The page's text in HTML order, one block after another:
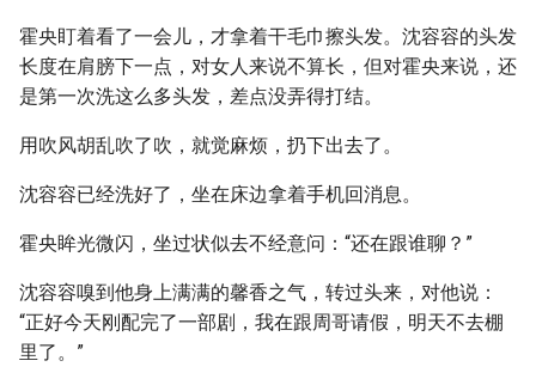
霍央盯着看了一会儿，才拿着干毛巾擦头发。沈容容的头发
长度在肩膀下一点，对女人来说不算长，但对霍央来说，还
是第一次洗这么多头发，差点没弄得打结。
用吹风胡乱吹了吹，就觉麻烦，扔下出去了。
沈容容已经洗好了，坐在床边拿着手机回消息。
霍央眸光微闪，坐过状似去不经意问：“还在跟谁聊？”
沈容容嗅到他身上满满的馨香之气，转过头来，对他说：
“正好今天刚配完了一部剧，我在跟周哥请假，明天不去棚
里了。”